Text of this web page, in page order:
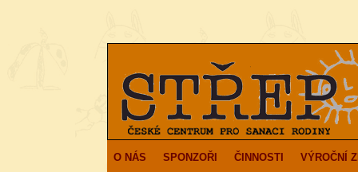
O NÁS SPONZOŘI ČINNOSTI VÝROČNÍ